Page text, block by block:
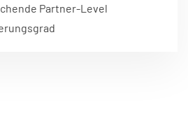
Partner-Level